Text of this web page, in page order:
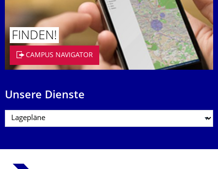
FINDEN!
CAMPUS NAVIGATOR
Unsere Dienste